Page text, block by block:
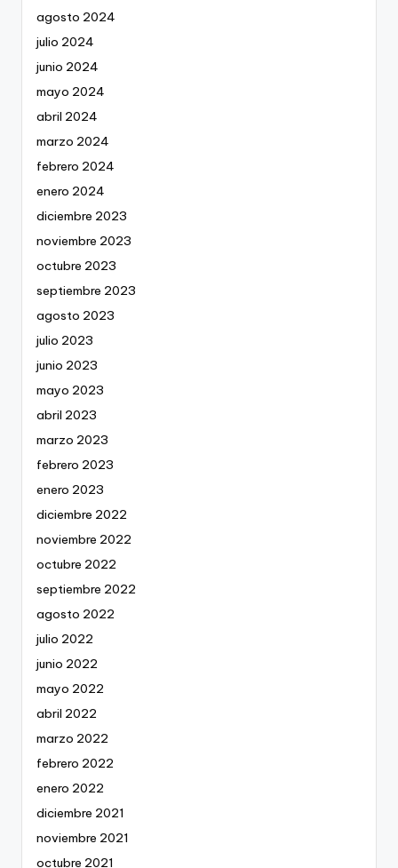
agosto 2024
julio 2024
junio 2024
mayo 2024
abril 2024
marzo 2024
febrero 2024
enero 2024
diciembre 2023
noviembre 2023
octubre 2023
septiembre 2023
agosto 2023
julio 2023
junio 2023
mayo 2023
abril 2023
marzo 2023
febrero 2023
enero 2023
diciembre 2022
noviembre 2022
octubre 2022
septiembre 2022
agosto 2022
julio 2022
junio 2022
mayo 2022
abril 2022
marzo 2022
febrero 2022
enero 2022
diciembre 2021
noviembre 2021
octubre 2021